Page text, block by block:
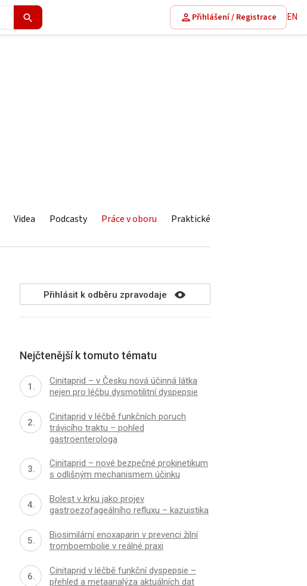
Přihlášení / Registrace EN
Videa Podcasty Práce v oboru Praktické
Přihlásit k odběru zpravodaje
Nejčtenější k tomuto tématu
Cinitaprid – v Česku nová účinná látka
nejen pro léčbu dysmotilitní dyspepsie
Cinitaprid v léčbě funkčních poruch
trávicího traktu – pohled
gastroenterologa
Cinitaprid – nové bezpečné prokinetikum
s odlišným mechanismem účinku
Bolest v krku jako projev
gastroezofageálního refluxu – kazuistika
Biosimilární enoxaparin v prevenci žilní
tromboembolie v reálné praxi
Cinitaprid v léčbě funkční dyspepsie –
přehled a metaanalýza aktuálních dat